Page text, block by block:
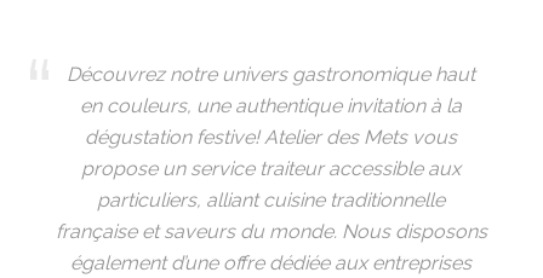
Découvrez notre univers gastronomique haut
en couleurs, une authentique invitation à la
dégustation festive! Atelier des Mets vous
propose un service traiteur accessible aux
particuliers, alliant cuisine traditionnelle
française et saveurs du monde. Nous disposons
également d’une offre dédiée aux entreprises